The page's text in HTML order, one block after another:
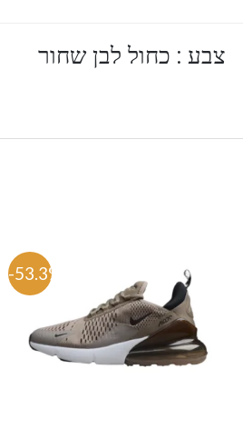
צבע : כחול לבן שחור
-53.3%